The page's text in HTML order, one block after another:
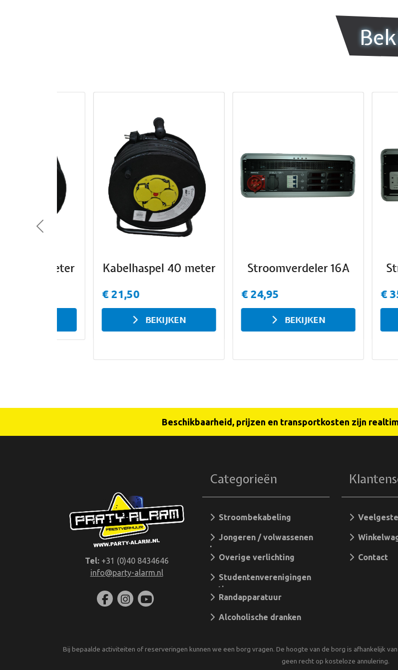
Kabelhaspel 40 meter
€ 21,50
BEKIJKEN
Stroomverdeler 16A
€ 24,95
BEKIJKEN
€ 35,95
Previous
Beschikbaarheid, prijzen en transportkosten zijn
Tel:+31 (0)40 8434646
info@party-alarm.nl
Categorieën
Stroombekabeling
Jongeren / volwassenen
lasergame
Overige verlichting
Studentenverenigingen
acties
Randapparatuur
Alcoholische dranken
Contact
Bij bepaalde activiteiten of reserveringen kunnen we een borg vragen. De hoogte van de borg is afhankelijk
geen recht op kosteloze annulering.